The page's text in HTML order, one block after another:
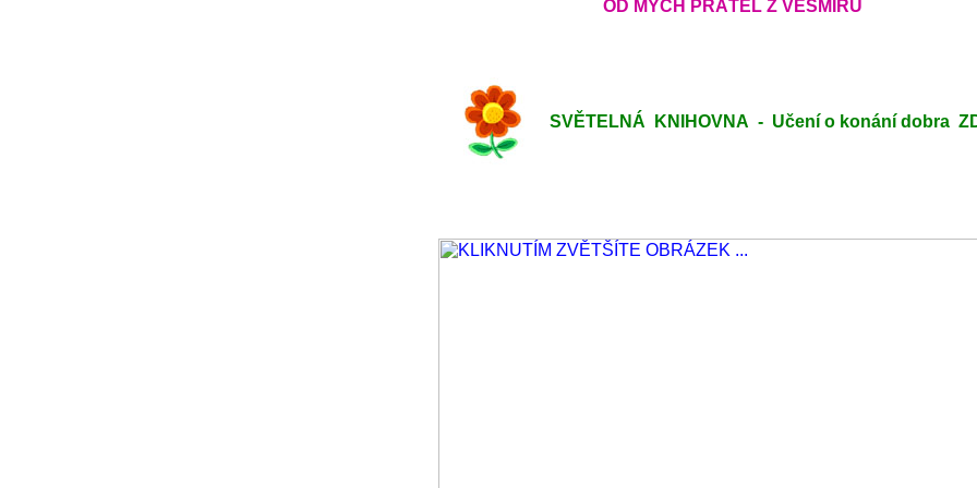
OD MÝCH PŘÁTEL Z VESMÍRU
SVĚTELNÁ KNIHOVNA - Učení o konání dobra